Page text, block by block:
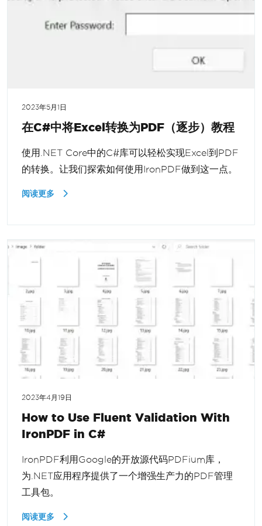
2023年5月1日
在C#中将Excel转换为PDF（逐步）教程
使用.NET Core中的C#库可以轻松实现Excel到PDF
的转换。让我们探索如何使用IronPDF做到这一点。
阅读更多
2023年4月19日
How to Use Fluent Validation With
IronPDF in C#
IronPDF利用Google的开放源代码PDFium库，
为.NET应用程序提供了一个增强生产力的PDF管理
工具包。
阅读更多